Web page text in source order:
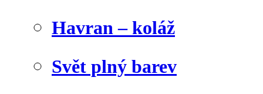
Havran – koláž
Svět plný barev